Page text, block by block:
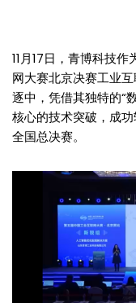
11月17日，青博科技
网大赛北京决赛工业
逐中，凭借其独特的“
核心的技术突破，成
全国总决赛。